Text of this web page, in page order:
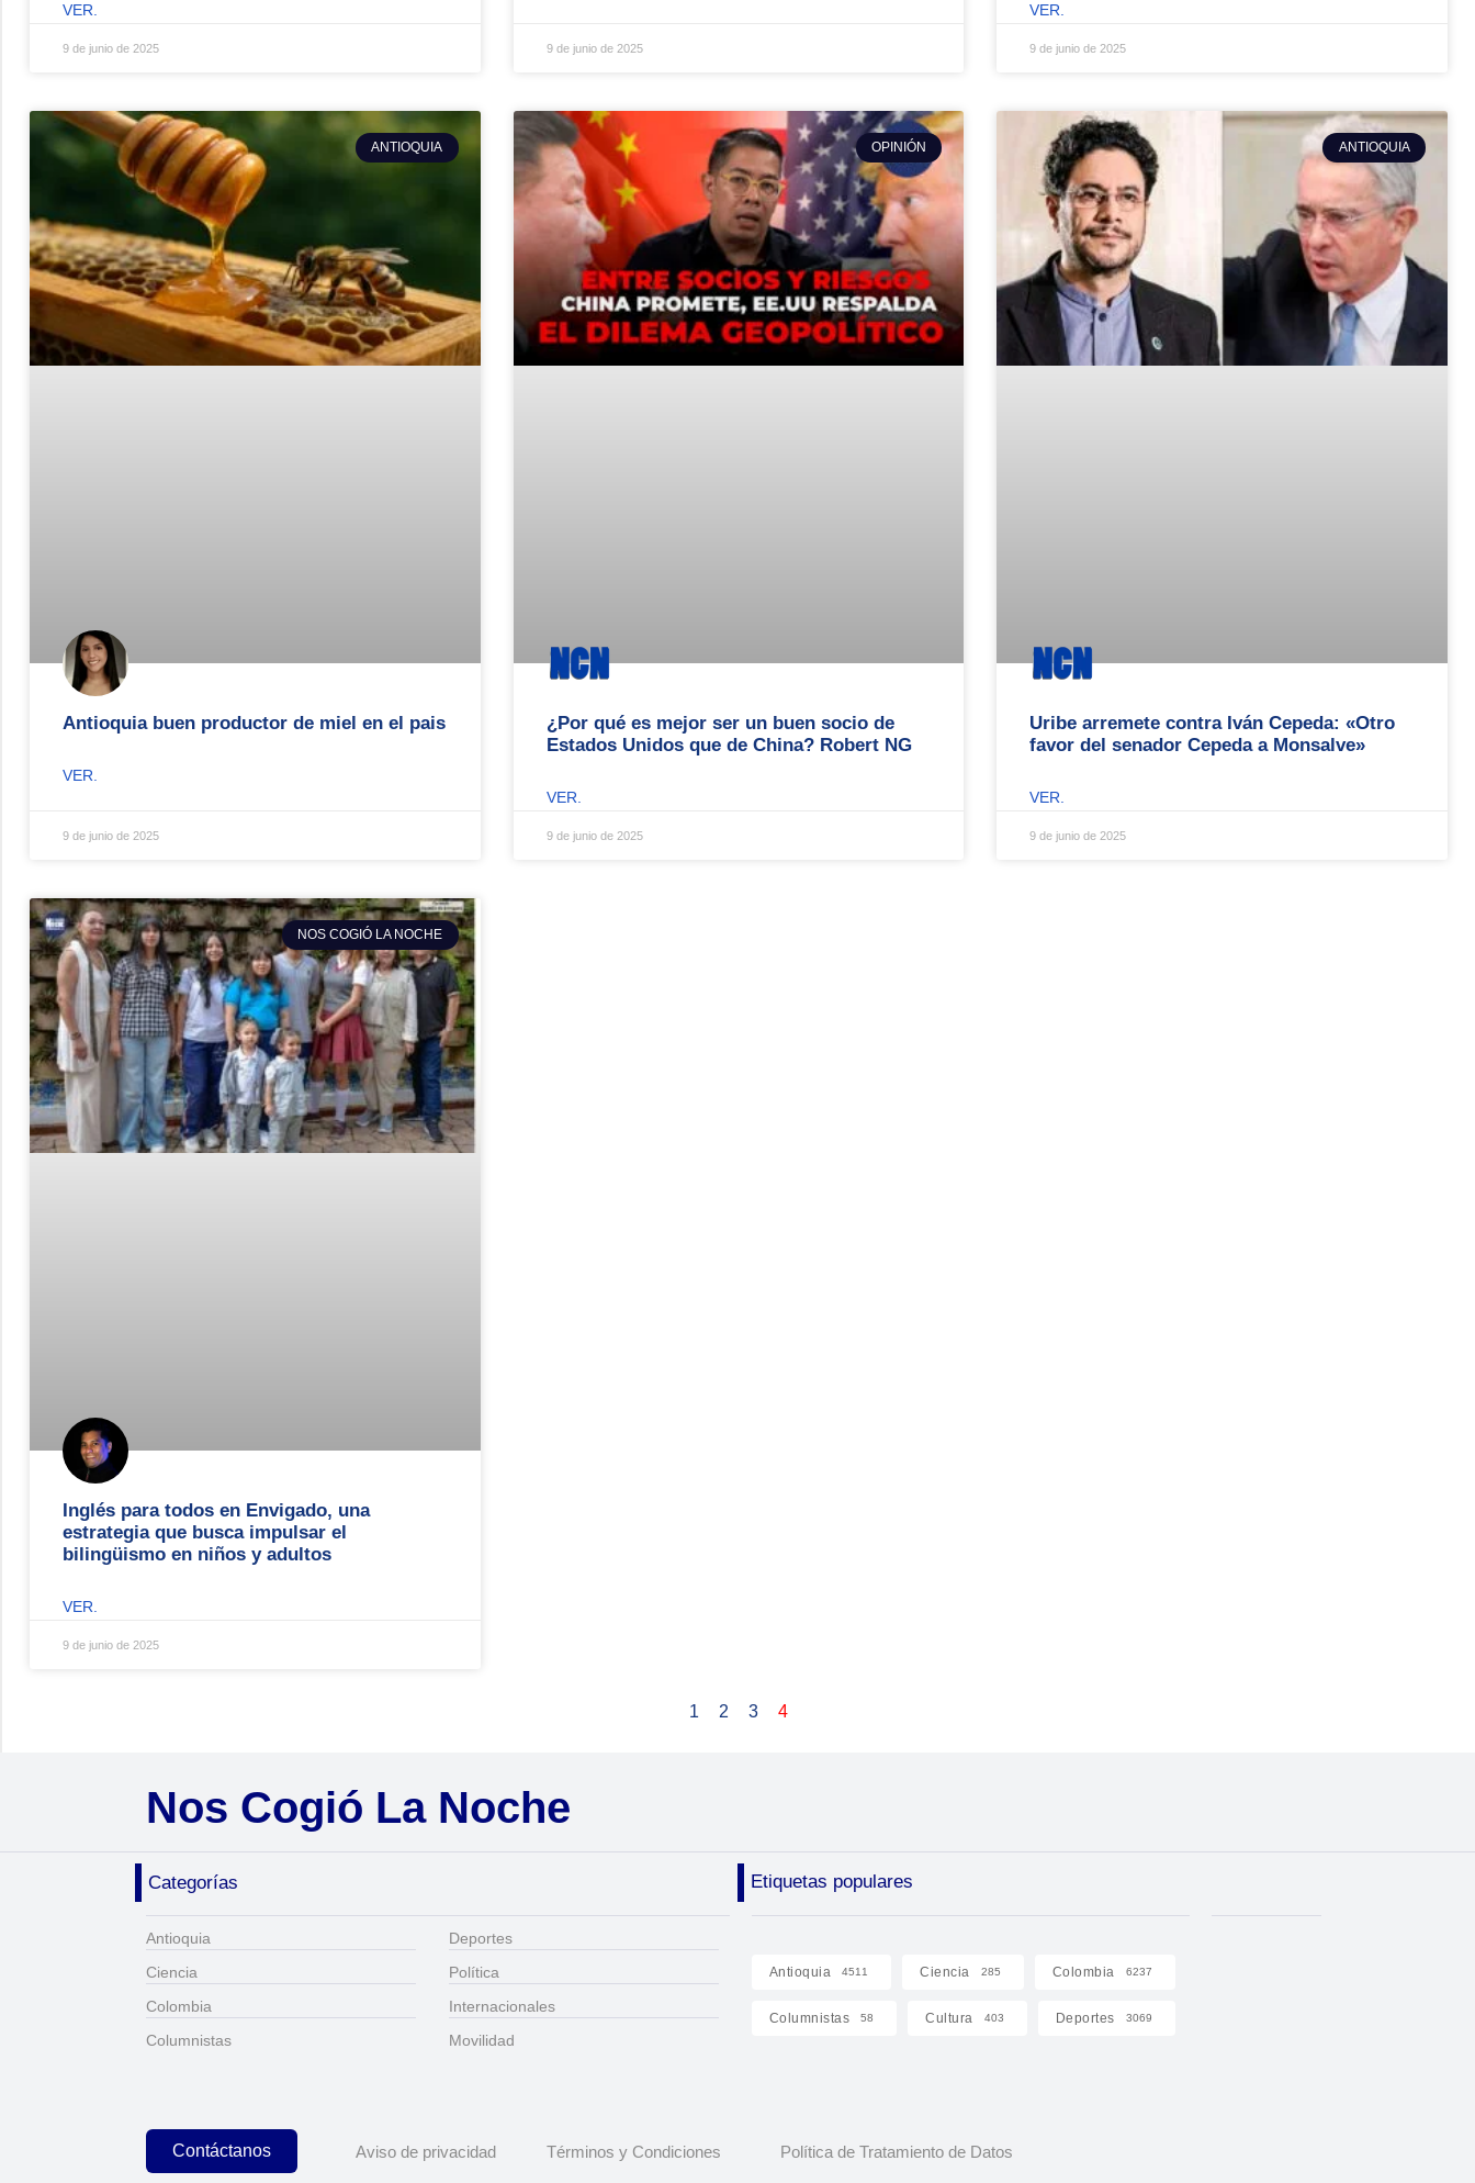
VER.
9 de junio de 2025 9 de junio de 2025
VER.
9 de junio de 2025
ANTIOQUIA
Antioquia buen productor de miel en el pais
VER.
9 de junio de 2025
OPINIÓN
¿Por qué es mejor ser un buen socio de
Estados Unidos que de China? Robert NG
VER.
9 de junio de 2025
ANTIOQUIA
Uribe arremete contra Iván Cepeda: «Otro
favor del senador Cepeda a Monsalve»
VER.
9 de junio de 2025
NOS COGIÓ LA NOCHE
Inglés para todos en Envigado, una
estrategia que busca impulsar el
bilingüismo en niños y adultos
VER.
9 de junio de 2025
1 2 3 4
Nos Cogió La Noche
Categorías Etiquetas populares
Antioquia
Ciencia
Colombia
Columnistas
Deportes
Política
Internacionales
Movilidad
Antioquia 4511 Ciencia 285 Colombia 6237
Columnistas 58 Cultura 403 Deportes 3069
Contáctanos Aviso de privacidad Términos y Condiciones Política de Tratamiento de Datos